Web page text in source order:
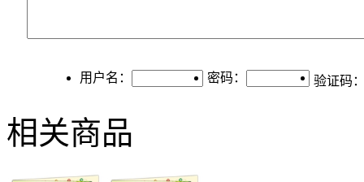
用户名： 密码： 验证码
相关商品